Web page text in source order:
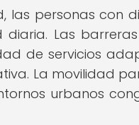
las personas con
diaria. Las
de servicios
La movilidad
urbanos